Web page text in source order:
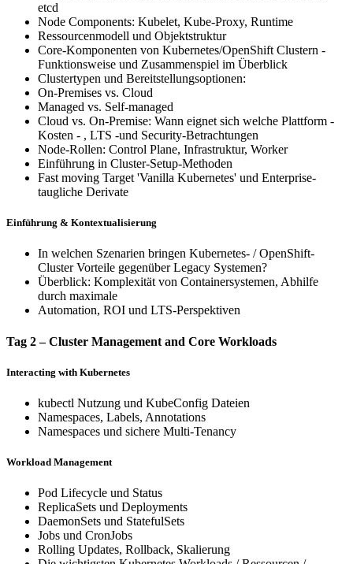
etcd
Node Components: Kubelet, Kube-Proxy, Runtime
Ressourcenmodell und Objektstruktur
Core-Komponenten von Kubernetes/OpenShift Clustern -
Funktionsweise und Zusammenspiel im Überblick
Clustertypen und Bereitstellungsoptionen:
On-Premises vs. Cloud
Managed vs. Self-managed
Cloud vs. On-Premise: Wann eignet sich welche Plattform -
Kosten - , LTS -und Security-Betrachtungen
Node-Rollen: Control Plane, Infrastruktur, Worker
Einführung in Cluster-Setup-Methoden
Fast moving Target 'Vanilla Kubernetes' und Enterprise-
taugliche Derivate
Einführung & Kontextualisierung
In welchen Szenarien bringen Kubernetes- / OpenShift-
Cluster Vorteile gegenüber Legacy Systemen?
Überblick: Komplexität von Containersystemen, Abhilfe
durch maximale
Automation, ROI und LTS-Perspektiven
Tag 2 – Cluster Management and Core Workloads
Interacting with Kubernetes
kubectl Nutzung und KubeConfig Dateien
Namespaces, Labels, Annotations
Namespaces und sichere Multi-Tenancy
Workload Management
Pod Lifecycle und Status
ReplicaSets und Deployments
DaemonSets und StatefulSets
Jobs und CronJobs
Rolling Updates, Rollback, Skalierung